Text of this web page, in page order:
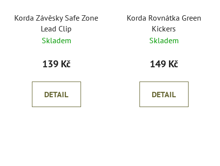
Korda Závěsky Safe Zone
Lead Clip
Skladem
139 Kč
DETAIL
Korda Rovnátka Green
Kickers
Skladem
149 Kč
DETAIL